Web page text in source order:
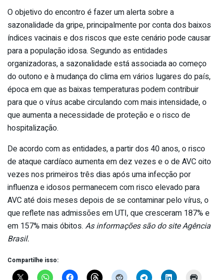
O objetivo do encontro é fazer um alerta sobre a
sazonalidade da gripe, principalmente por conta dos baixos
índices vacinais e dos riscos que este cenário pode causar
para a população idosa. Segundo as entidades
organizadoras, a sazonalidade está associada ao começo
do outono e à mudança do clima em vários lugares do país,
época em que as baixas temperaturas podem contribuir
para que o vírus acabe circulando com mais intensidade, o
que aumenta a necessidade de proteção e o risco de
hospitalização.
De acordo com as entidades, a partir dos 40 anos, o risco
de ataque cardíaco aumenta em dez vezes e o de AVC oito
vezes nos primeiros três dias após uma infecção por
influenza e idosos permanecem com risco elevado para
AVC até dois meses depois de se contaminar pelo vírus, o
que reflete nas admissões em UTI, que cresceram 187% e
em 157% mais óbitos. As informações são do site Agência
Brasil.
Compartilhe isso: